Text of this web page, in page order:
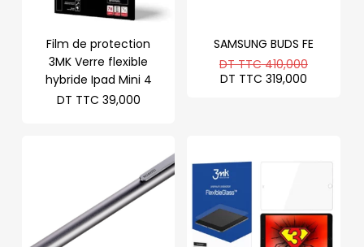
Film de protection
3MK Verre flexible
hybride Ipad Mini 4
DT TTC 39,000
SAMSUNG BUDS FE
DT TTC410,000Le
DT TTC 319,000Le